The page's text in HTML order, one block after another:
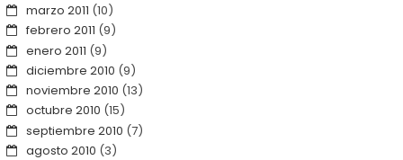
marzo 2011 (10)
febrero 2011 (9)
enero 2011 (9)
diciembre 2010 (9)
noviembre 2010 (13)
octubre 2010 (15)
septiembre 2010 (7)
agosto 2010 (3)